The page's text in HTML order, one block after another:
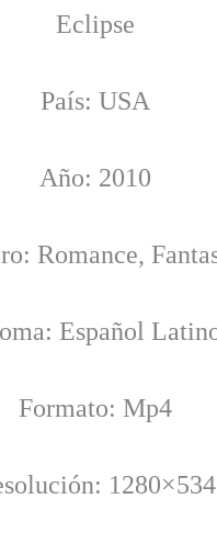
Eclipse
País: USA
Año: 2010
Romance,
Español
Formato: Mp4
1280×534